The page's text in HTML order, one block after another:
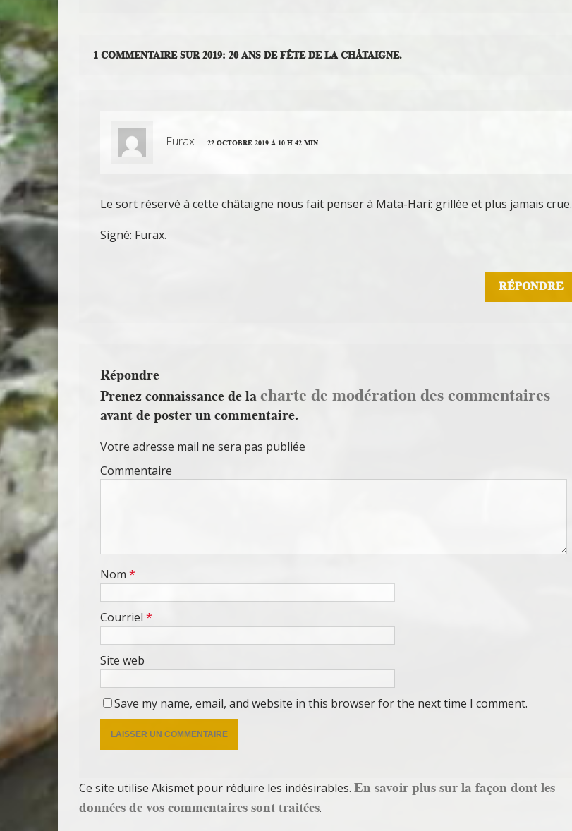
1 COMMENTAIRE SUR 2019: 20 ANS DE FÊTE DE LA CHÂTAIGNE.
Furax 22 OCTOBRE 2019 Á 10 H 42 MIN
Le sort réservé à cette châtaigne nous fait penser à Mata-Hari: grillée et plus jamais crue.
Signé: Furax.
RÉPONDRE
Répondre
Prenez connaissance de lacharte de modération des commentaires
avant de poster un commentaire.
Votre adresse mail ne sera pas publiée
Commentaire
Nom *
Courriel *
Site web
Save my name, email, and website in this browser for the next time I comment.
Ce site utilise Akismet pour réduire les indésirables. En savoir plus sur la façon dont les
données de vos commentaires sont traitées.